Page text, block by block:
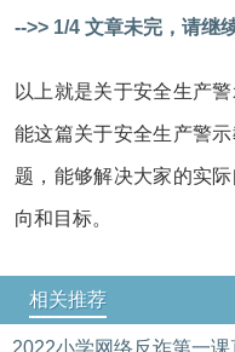
-->> 1/4 文章未完，请继
以上就是关于安全生产
能这篇关于安全生产警
题，能够解决大家的实
向和目标。
相关推荐
2022小学网络反诈第一